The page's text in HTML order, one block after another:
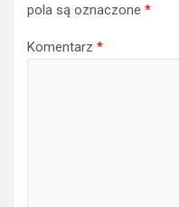
pola są oznaczone *
Komentarz *